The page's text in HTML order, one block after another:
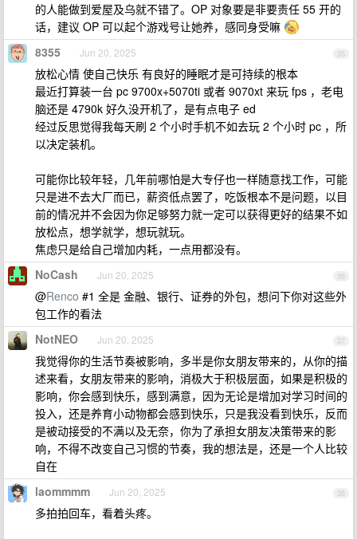
的人能做到爱屋及乌就不错了。OP 对象要是非要责任 55 开的
话，建议 OP 可以起个游戏号让她养，感同身受嘛
35
8355 Jun 20, 2025
放松心情 使自己快乐 有良好的睡眠才是可持续的根本
最近打算装一台 pc 9700x+5070ti 或者 9070xt 来玩 fps ，老电
脑还是 4790k 好久没开机了，是有点电子 ed
经过反思觉得我每天刷 2 个小时手机不如去玩 2 个小时 pc ，所
以决定装机。
可能你比较年轻，几年前哪怕是大专仔也一样随意找工作，可能
只是进不去大厂而已，薪资低点罢了，吃饭根本不是问题，以目
前的情况并不会因为你足够努力就一定可以获得更好的结果不如
放松点，想学就学，想玩就玩。
焦虑只是给自己增加内耗，一点用都没有。
36
NoCash Jun 20, 2025
@Renco #1 全是 金融、银行、证券的外包，想问下你对这些外
包工作的看法
37
NotNEO Jun 20, 2025
我觉得你的生活节奏被影响，多半是你女朋友带来的，从你的描
述来看，女朋友带来的影响，消极大于积极层面，如果是积极的
影响，你会感到快乐，感到满意，因为无论是增加对学习时间的
投入，还是养育小动物都会感到快乐，只是我没看到快乐，反而
是被动接受的不满以及无奈，你为了承担女朋友决策带来的影
响，不得不改变自己习惯的节奏，我的想法是，还是一个人比较
自在
38
laommmm Jun 20, 2025
多拍拍回车，看着头疼。